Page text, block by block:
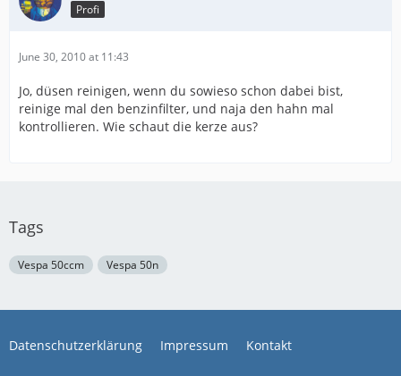
Profi
June 30, 2010 at 11:43
Jo, düsen reinigen, wenn du sowieso schon dabei bist,
reinige mal den benzinfilter, und naja den hahn mal
kontrollieren. Wie schaut die kerze aus?
Tags
Vespa 50ccm Vespa 50n
Datenschutzerklärung Impressum Kontakt